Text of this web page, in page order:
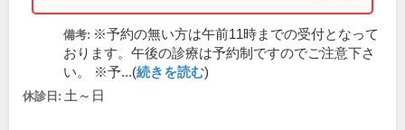
備考: ※予約の無い方は午前11時までの受付となって
おります。午後の診療は予約制ですのでご注意下さ
い。 ※予...(続きを読む)
休診日: 土～日